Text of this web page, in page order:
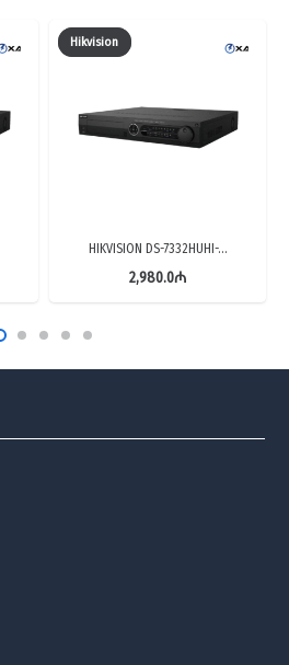
Hikvision
HIKVISION DS-7332HUHI-…
2,980.0₼